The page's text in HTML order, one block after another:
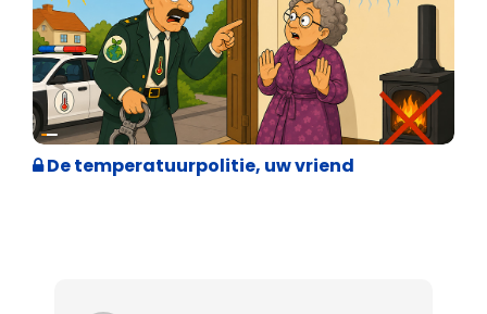
Weekblad 't Pallieterke
De temperatuurpolitie, uw vriend